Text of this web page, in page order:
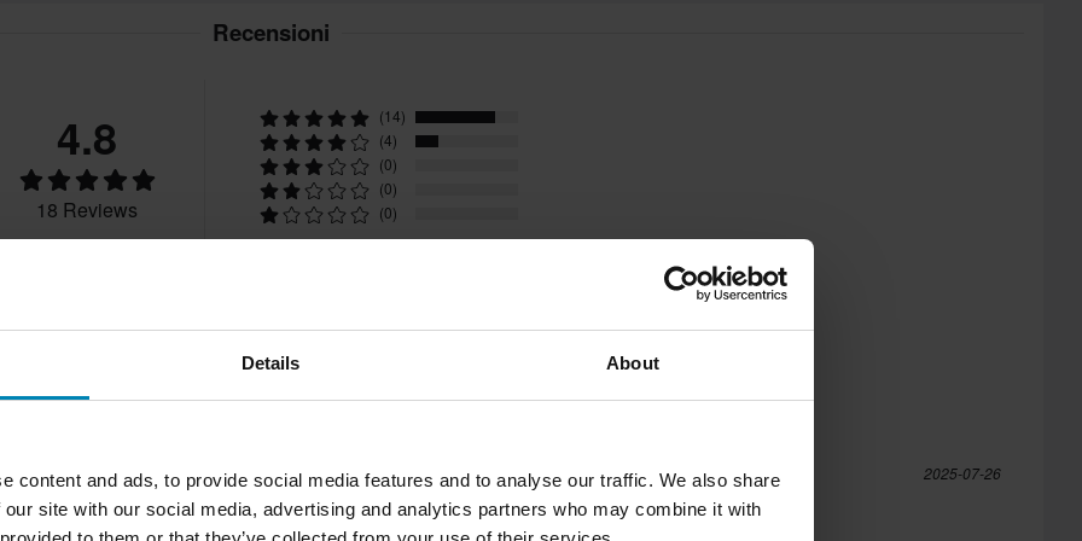
Details About
content and ads, to provide social media features and to analyse our traffic. We also share
site with our social media, advertising and analytics partners who may combine it with
*Esclusi prodotti voluminosi.
delle spese per il reso. *Il
su ordinazione. Consulta la
Recensioni
4.8
18 Reviews
(14)
(4)
(0)
(0)
(0)
2025-08-28
R Rikard A.Verified Buyer 2025-07-26